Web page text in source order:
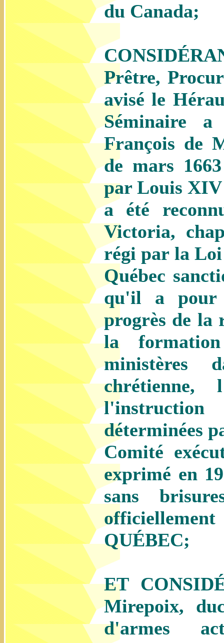
du Canada;
Prêtre,
avisé le
Séminaire
François de
de mars
par Louis XIV
a été
Victoria,
régi par la Loi
Québec
qu'il a pour
progrès de la
la
ministères
chrétienne,
déterminées
Comité
exprimé en
sans
officiellement
QUÉBEC;
ET
Mirepoix,
d'armes